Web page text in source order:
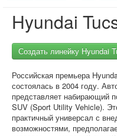
Hyundai
Создать линейку Hyundai
Российская премьера
состоялась в 2004 году.
представляет набирающий
SUV (Sport Utility Vehicle).
практичный универсал с
возможностями,